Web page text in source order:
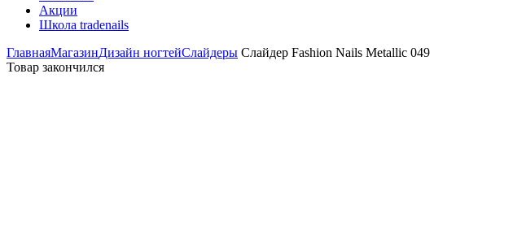
Акции
Школа tradenails
ГлавнаяМагазинДизайн ногтейСлайдеры Слайдер Fashion Nails Metallic 049
Товар закончился